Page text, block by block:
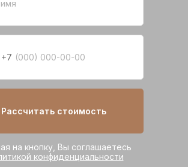
+7
Рассчитать стоимость
на кнопку, Вы соглашаетесь
конфиденциальности